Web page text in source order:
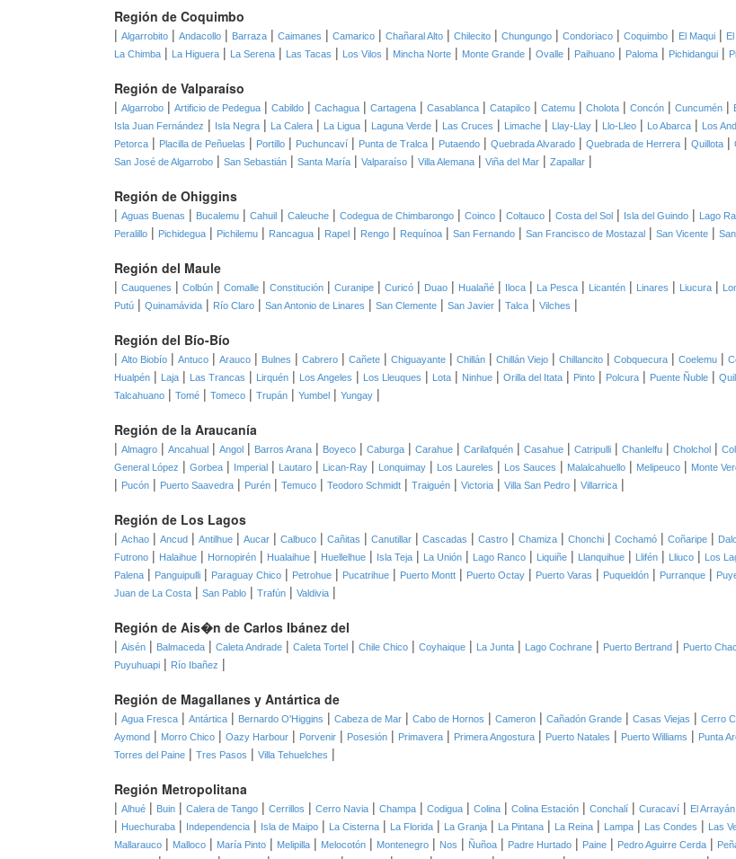
Región de Coquimbo
| Algarrobito | Andacollo | Barraza | Caimanes | Camarico | Chañaral Alto | Chilecito | Chungungo | Condoriaco | Coquimbo | El Maqui |
La Chimba | La Higuera | La Serena | Las Tacas | Los Vilos | Mincha Norte | Monte Grande | Ovalle | Paihuano | Paloma | Pichidangui |
Región de Valparaíso
| Algarrobo | Artificio de Pedegua | Cabildo | Cachagua | Cartagena | Casablanca | Catapilco | Catemu | Cholota | Concón | Cuncumén |
Isla Juan Fernández | Isla Negra | La Calera | La Ligua | Laguna Verde | Las Cruces | Limache | Llay-Llay | Llo-Lleo | Lo Abarca | Los
Petorca | Placilla de Peñuelas | Portillo | Puchuncaví | Punta de Tralca | Putaendo | Quebrada Alvarado | Quebrada de Herrera | Quillota |
San José de Algarrobo | San Sebastián | Santa María | Valparaíso | Villa Alemana | Viña del Mar | Zapallar |
Región de Ohiggins
| Aguas Buenas | Bucalemu | Cahuil | Caleuche | Codegua de Chimbarongo | Coinco | Coltauco | Costa del Sol | Isla del Guindo | Lago
Peralillo | Pichidegua | Pichilemu | Rancagua | Rapel | Rengo | Requínoa | San Fernando | San Francisco de Mostazal | San Vicente |
Región del Maule
| Cauquenes | Colbún | Comalle | Constitución | Curanipe | Curicó | Duao | Hualañé | Iloca | La Pesca | Licantén | Linares | Liucura |
Putú | Quinamávida | Río Claro | San Antonio de Linares | San Clemente | San Javier | Talca | Vilches |
Región del Bío-Bío
| Alto Biobío | Antuco | Arauco | Bulnes | Cabrero | Cañete | Chiguayante | Chillán | Chillán Viejo | Chillancito | Cobquecura | Coelemu |
Hualpén | Laja | Las Trancas | Lirquén | Los Angeles | Los Lleuques | Lota | Ninhue | Orilla del Itata | Pinto | Polcura | Puente Ñuble |
Talcahuano | Tomé | Tomeco | Trupán | Yumbel | Yungay |
Región de la Araucanía
| Almagro | Ancahual | Angol | Barros Arana | Boyeco | Caburga | Carahue | Carilafquén | Casahue | Catripulli | Chanlelfu | Cholchol |
General López | Gorbea | Imperial | Lautaro | Lican-Ray | Lonquimay | Los Laureles | Los Sauces | Malalcahuello | Melipeuco | Monte
| Pucón | Puerto Saavedra | Purén | Temuco | Teodoro Schmidt | Traiguén | Victoria | Villa San Pedro | Villarrica |
Región de Los Lagos
| Achao | Ancud | Antilhue | Aucar | Calbuco | Cañitas | Canutillar | Cascadas | Castro | Chamiza | Chonchi | Cochamó | Coñaripe |
Futrono | Halaihue | Hornopirén | Hualaihue | Huellelhue | Isla Teja | La Unión | Lago Ranco | Liquiñe | Llanquihue | Llifén | Lliuco | Los
Palena | Panguipulli | Paraguay Chico | Petrohue | Pucatrihue | Puerto Montt | Puerto Octay | Puerto Varas | Puqueldón | Purranque |
Juan de La Costa | San Pablo | Trafún | Valdivia |
Región de Ais�n de Carlos Ibánez del
| Aisén | Balmaceda | Caleta Andrade | Caleta Tortel | Chile Chico | Coyhaique | La Junta | Lago Cochrane | Puerto Bertrand | Puerto
Puyuhuapi | Río Ibañez |
Región de Magallanes y Antártica de
| Agua Fresca | Antártica | Bernardo O'Higgins | Cabeza de Mar | Cabo de Hornos | Cameron | Cañadón Grande | Casas Viejas | Cerro
Aymond | Morro Chico | Oazy Harbour | Porvenir | Posesión | Primavera | Primera Angostura | Puerto Natales | Puerto Williams | Punta
Torres del Paine | Tres Pasos | Villa Tehuelches |
Región Metropolitana
| Alhué | Buin | Calera de Tango | Cerrillos | Cerro Navia | Champa | Codigua | Colina | Colina Estación | Conchalí | Curacaví | El Arrayán
| Huechuraba | Independencia | Isla de Maipo | La Cisterna | La Florida | La Granja | La Pintana | La Reina | Lampa | Las Condes | Las
Mallarauco | Malloco | María Pinto | Melipilla | Melocotón | Montenegro | Nos | Ñuñoa | Padre Hurtado | Paine | Pedro Aguirre Cerda |